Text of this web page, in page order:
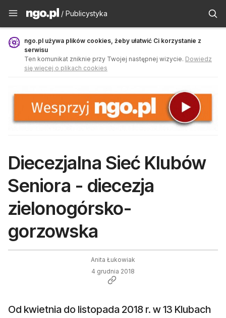
Publicystyka - ngo.pl
/ Publicystyka
ngo.pl używa plików cookies, żeby ułatwić Ci korzystanie z
serwisu
Ten komunikat zniknie przy Twojej następnej wizycie. Dowiedz
się więcej o plikach cookies
Diecezjalna Sieć Klubów
Seniora - diecezja
zielonogórsko-
gorzowska
Anita Łukowiak
4 grudnia 2018
Od kwietnia do listopada 2018 r. w 13 Klubach